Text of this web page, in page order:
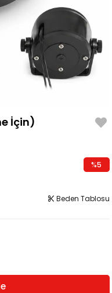
İçin)
%5
Beden Tablosu